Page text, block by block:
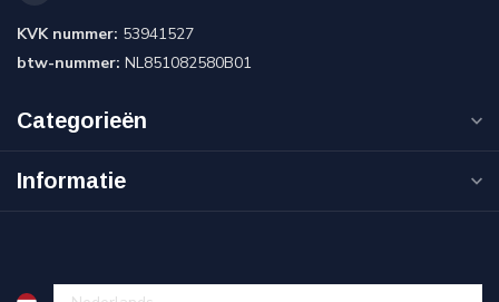
KVK nummer: 53941527
btw-nummer: NL851082580B01
Categorieën
Informatie